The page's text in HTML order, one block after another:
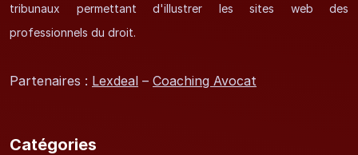
tribunaux permettant d'illustrer les sites web des
professionnels du droit.
Partenaires : Lexdeal – Coaching Avocat
Catégories